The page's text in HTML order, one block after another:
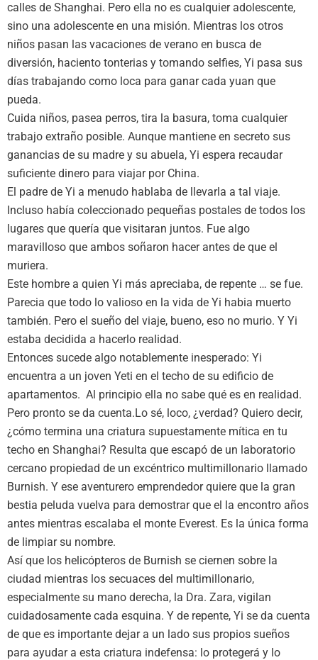
calles de Shanghai. Pero ella no es cualquier adolescente,
sino una adolescente en una misión. Mientras los otros
niños pasan las vacaciones de verano en busca de
diversión, haciento tonterias y tomando selfies, Yi pasa sus
días trabajando como loca para ganar cada yuan que
pueda.
Cuida niños, pasea perros, tira la basura, toma cualquier
trabajo extraño posible. Aunque mantiene en secreto sus
ganancias de su madre y su abuela, Yi espera recaudar
suficiente dinero para viajar por China.
El padre de Yi a menudo hablaba de llevarla a tal viaje.
Incluso había coleccionado pequeñas postales de todos los
lugares que quería que visitaran juntos. Fue algo
maravilloso que ambos soñaron hacer antes de que el
muriera.
Este hombre a quien Yi más apreciaba, de repente … se fue.
Parecia que todo lo valioso en la vida de Yi habia muerto
también. Pero el sueño del viaje, bueno, eso no murio. Y Yi
estaba decidida a hacerlo realidad.
Entonces sucede algo notablemente inesperado: Yi
encuentra a un joven Yeti en el techo de su edificio de
apartamentos. Al principio ella no sabe qué es en realidad.
Pero pronto se da cuenta.Lo sé, loco, ¿verdad? Quiero decir,
¿cómo termina una criatura supuestamente mítica en tu
techo en Shanghai? Resulta que escapó de un laboratorio
cercano propiedad de un excéntrico multimillonario llamado
Burnish. Y ese aventurero emprendedor quiere que la gran
bestia peluda vuelva para demostrar que el la encontro años
antes mientras escalaba el monte Everest. Es la única forma
de limpiar su nombre.
Así que los helicópteros de Burnish se ciernen sobre la
ciudad mientras los secuaces del multimillonario,
especialmente su mano derecha, la Dra. Zara, vigilan
cuidadosamente cada esquina. Y de repente, Yi se da cuenta
de que es importante dejar a un lado sus propios sueños
para ayudar a esta criatura indefensa: lo protegerá y lo